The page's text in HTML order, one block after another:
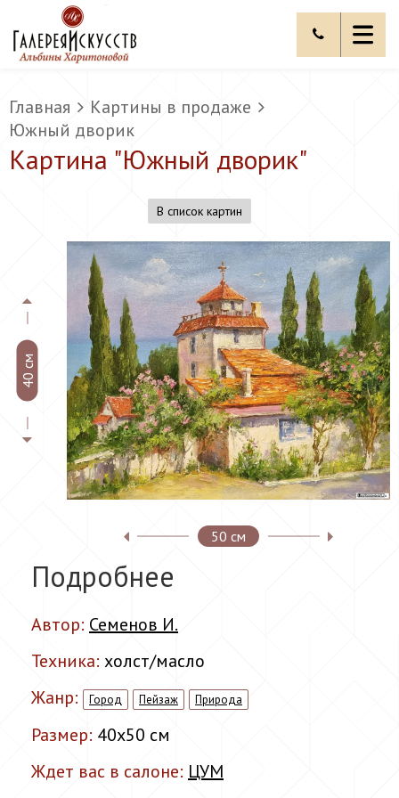
Главная
Картины в продаже
Южный дворик
Картина "Южный дворик"
В список картин
50 см
40 см
Подробнее
Автор: Семенов И.
Техника: холст/масло
Жанр:
Город Пейзаж Природа
Размер: 40x50 см
Ждет вас в салоне: ЦУМ